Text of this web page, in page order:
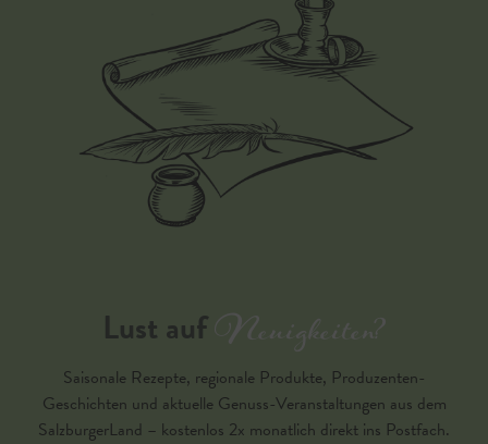
Lust aufNeuigkeiten?
Saisonale Rezepte, regionale Produkte, Produzenten-
Geschichten und aktuelle Genuss-Veranstaltungen aus dem
SalzburgerLand – kostenlos 2x monatlich direkt ins Postfach.